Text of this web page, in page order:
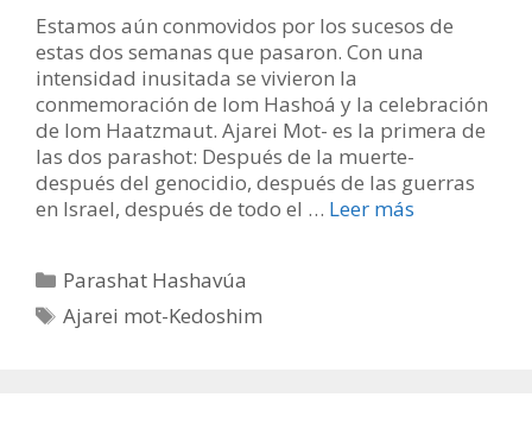
Estamos aún conmovidos por los sucesos de
estas dos semanas que pasaron. Con una
intensidad inusitada se vivieron la
conmemoración de Iom Hashoá y la celebración
de Iom Haatzmaut. Ajarei Mot- es la primera de
las dos parashot: Después de la muerte-
después del genocidio, después de las guerras
en Israel, después de todo el … Leer más
Categorías
Parashat Hashavúa
Etiquetas
Ajarei mot-Kedoshim